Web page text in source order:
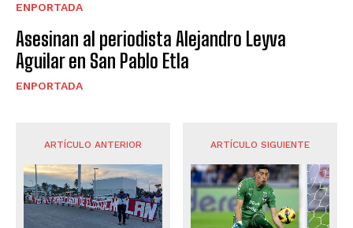
ENPORTADA
Asesinan al periodista Alejandro Leyva
Aguilar en San Pablo Etla
ENPORTADA
ARTÍCULO ANTERIOR ARTÍCULO SIGUIENTE